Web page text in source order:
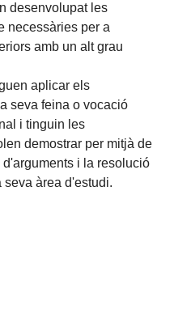
desenvolupat les
necessàries per a
amb un alt grau
aplicar els
seva feina o vocació
i tinguin les
demostrar per mitjà de
i la resolució
àrea d'estudi.